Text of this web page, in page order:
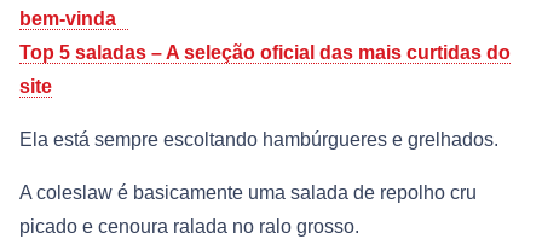
bem-vinda
Top 5 saladas – A seleção oficial das mais curtidas do
site
Ela está sempre escoltando hambúrgueres e grelhados.
A coleslaw é basicamente uma salada de repolho cru
picado e cenoura ralada no ralo grosso.